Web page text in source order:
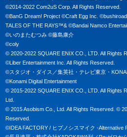
©2014-2022 Com2uS Corp. All Rights Reserved.
©BanG Dream! Project ©Craft Egg Inc. ©bushiroad
TALES OF THE RAYS™& ©Bandai Namco
©いのまたむつみ ©藤島康介
©coly
© 2020-2022 SQUARE ENIX CO., LTD. All Rights
©Liber Entertainment Inc. All Rights Reserved.
©スタジオ・ダイス／集英社・テレビ東京・
©Konami Digital Entertainment
© 2015-2022 SQUARE ENIX CO., LTD. All Rights
Ltd.
© 2015 Asobism Co., Ltd. All Rights Reserved. ©
Reserved.
©IDEA FACTORY / ヒプノシスマイク -Alternative